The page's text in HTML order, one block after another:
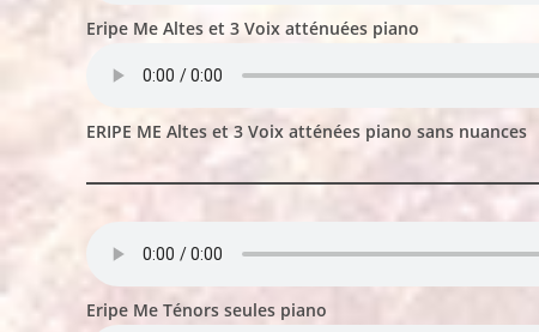
Eripe Me Altes et 3 Voix atténuées piano
ERIPE ME Altes et 3 Voix atténées piano sans nuances
Eripe Me Ténors seules piano